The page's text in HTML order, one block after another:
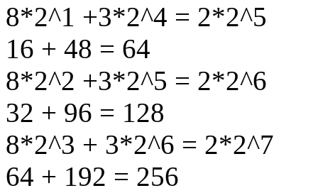
8*2^1 +3*2^4 = 2*2^5
16 + 48 = 64
8*2^2 +3*2^5 = 2*2^6
32 + 96 = 128
8*2^3 + 3*2^6 = 2*2^7
64 + 192 = 256